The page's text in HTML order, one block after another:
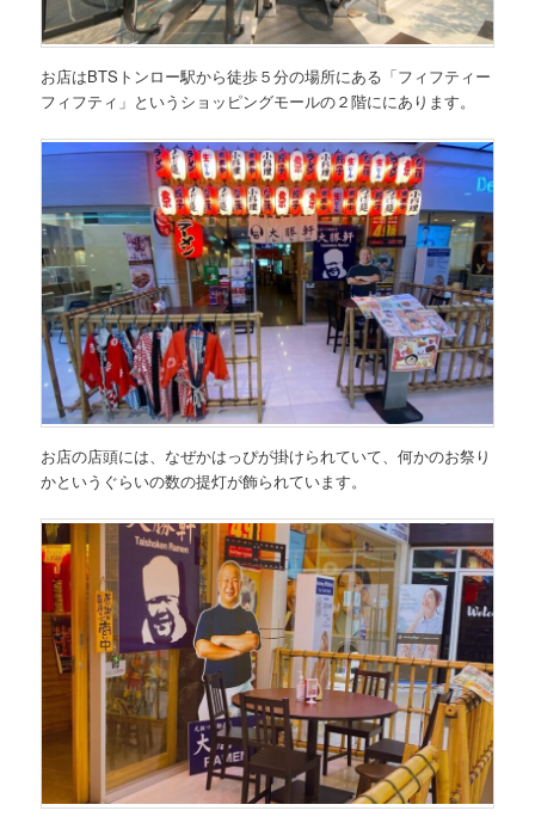
お店はBTSトンロー駅から徒歩５分の場所にある 「フィフティー
フィフティ」 というショッピングモールの２階ににあります。
お店の店頭には、なぜかはっぴが掛けられていて、何かのお祭り
かというぐらいの数の提灯が飾られています。